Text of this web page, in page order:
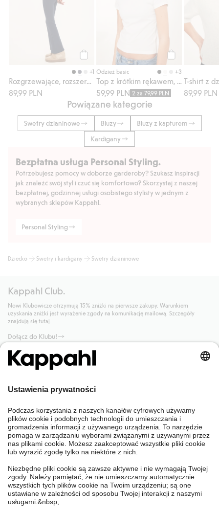
+1
89,99 PLN
Kup
Odzież basic +3
59,99 PLN 2 za 79,99 PLN
T-shirt z
89,99 PLN
Powiązane kategorie
Swetry dzianinowe Bluzy
Bluzy z kapturem
Kardigany
Bezpłatna usługa Personal Styling.
Potrzebujesz pomocy w doborze garderoby? Szukasz inspiracji
jak znaleźć swój styl i czuć się komfortowo? Skorzystaj z naszej
bezpłatnej, godzinnej usługi osobistego stylisty w jednym z
wybranych sklepów Kappahl.
Personal Styling
Dziecko Swetry i kardigany Swetry dzianinowe
Kappahl Club.
Nowi Klubowicze otrzymują 15% zniżki na pierwsze zakupy. Warunkiem
uzyskania zniżki jest wyrażenie zgody na komunikację mailową. Szczegóły
znajdują się tutaj.
Dołącz do Klubu!
Potrzebujesz pomocy?
Sklep internetowy
Częste pytania
Twoje zamówienie
Kappahl Club
Mój profil
Kappahl Club
O nas
O Kappahl Group
Warunki i zasady